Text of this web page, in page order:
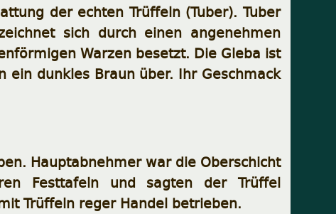
der echten Trüffeln (Tuber). Tuber
sich durch einen angenehmen
Warzen besetzt. Die Gleba ist
dunkles Braun über. Ihr Geschmack
Hauptabnehmer war die Oberschicht
Festtafeln und sagten der Trüffel
Trüffeln reger Handel betrieben.